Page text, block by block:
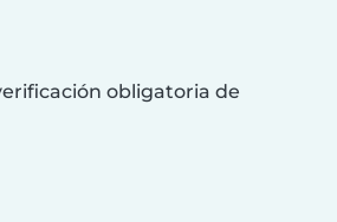
obligatoria de